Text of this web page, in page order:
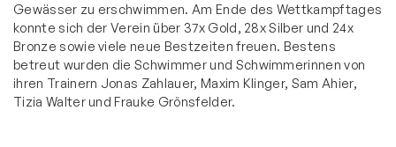
Gewässer zu erschwimmen. Am Ende des Wettkampftages
konnte sich der Verein über 37x Gold, 28x Silber und 24x
Bronze sowie viele neue Bestzeiten freuen. Bestens
betreut wurden die Schwimmer und Schwimmerinnen von
ihren Trainern Jonas Zahlauer, Maxim Klinger, Sam Ahier,
Tizia Walter und Frauke Grönsfelder.